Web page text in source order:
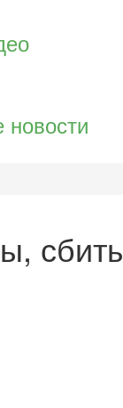
новости